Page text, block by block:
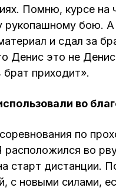
Помню, курсе на
рукопашному бою. А
и сдал за
Денис это не
брат приходит».
во
по
расположился во
старт дистанции.
с новыми силами,